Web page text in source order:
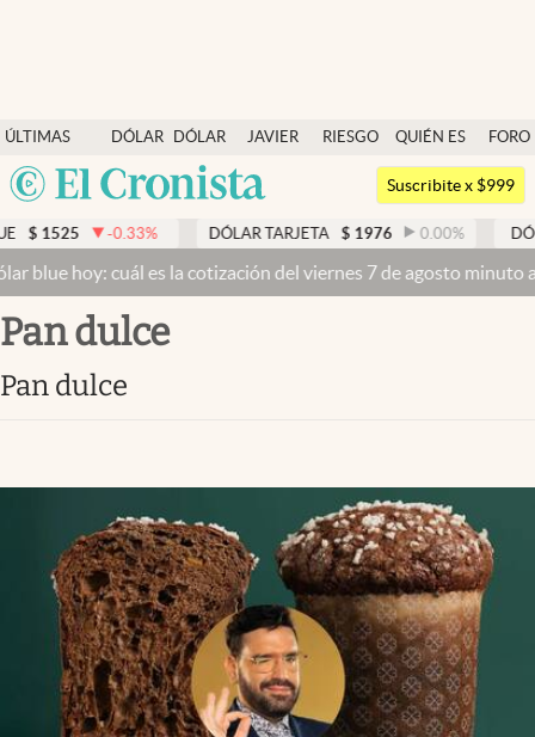
ÚLTIMAS
NOTICIAS
DÓLAR
DÓLAR
BLUE
JAVIER
RIESGO
QUIÉN ES
QUIÉN
FORO
Argentina
México
Dólar
Members
Economía y Política
Finanzas y Mercados
Mercados Online
Infotechnology
Clase
Mundial 2026
Eventos Corporativos
Suscribite x $999
-0.33% DÓLAR TARJETA $ 1976 0.00 % DÓLAR MEP $
es la cotización del viernes 7 de agosto minuto a minuto
pan dulce
pan dulce